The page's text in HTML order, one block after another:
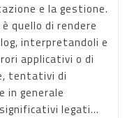
e la gestione.
quello di rendere
interpretandoli e
applicativi o di
tentativi di
in generale
legati…